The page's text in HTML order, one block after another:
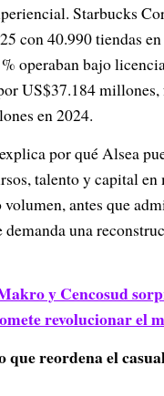
Starbucks
con 40.990 tiendas
operaban bajo
US$37.184 millones,
en 2024.
por qué Alsea
talento y capital en
antes que
una
y Cencosud
revolucionar el
que reordena el